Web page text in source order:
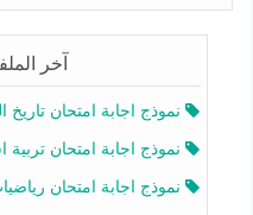
آخر
نموذج اجابة امتحان تاريخ
نموذج اجابة امتحان تربية اسلامية
نموذج اجابة امتحان رياضيات